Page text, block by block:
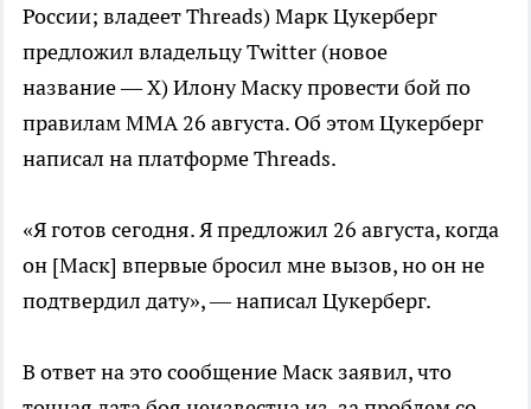
России; владеет Threads) Марк Цукерберг
предложил владельцу Twitter (новое
название — X) Илону Маску провести бой по
правилам MMA 26 августа. Об этом Цукерберг
написал на платформе Threads.
«Я готов сегодня. Я предложил 26 августа, когда
он [Маск] впервые бросил мне вызов, но он не
подтвердил дату», — написал Цукерберг.
В ответ на это сообщение Маск заявил, что